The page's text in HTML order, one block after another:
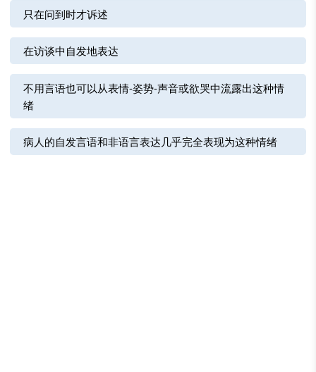
只在问到时才诉述
在访谈中自发地表达
不用言语也可以从表情-姿势-声音或欲哭中流露出这种情
绪
病人的自发言语和非语言表达几乎完全表现为这种情绪